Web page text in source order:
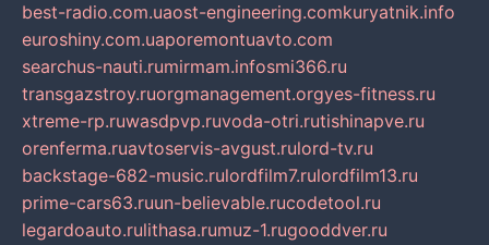
best-radio.com.uaost-engineering.comkuryatnik.info
euroshiny.com.uaporemontuavto.com
searchus-nauti.rumirmam.infosmi366.ru
transgazstroy.ruorgmanagement.orgyes-fitness.ru
xtreme-rp.ruwasdpvp.ruvoda-otri.rutishinapve.ru
orenferma.ruavtoservis-avgust.rulord-tv.ru
backstage-682-music.rulordfilm7.rulordfilm13.ru
prime-cars63.ruun-believable.rucodetool.ru
legardoauto.rulithasa.rumuz-1.rugooddver.ru